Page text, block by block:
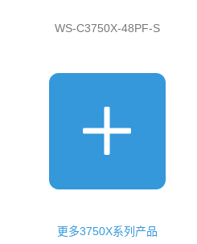
WS-C3750X-48PF-S
更多3750X系列产品